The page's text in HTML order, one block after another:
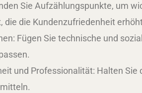
Sie Aufzählungspunkte, um
die die Kundenzufriedenheit
Fügen Sie technische und
und Professionalität: Halten